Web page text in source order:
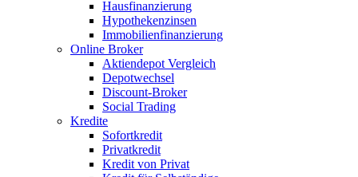
Hausfinanzierung
Hypothekenzinsen
Immobilienfinanzierung
Online Broker
Aktiendepot Vergleich
Depotwechsel
Discount-Broker
Social Trading
Kredite
Sofortkredit
Privatkredit
Kredit von Privat